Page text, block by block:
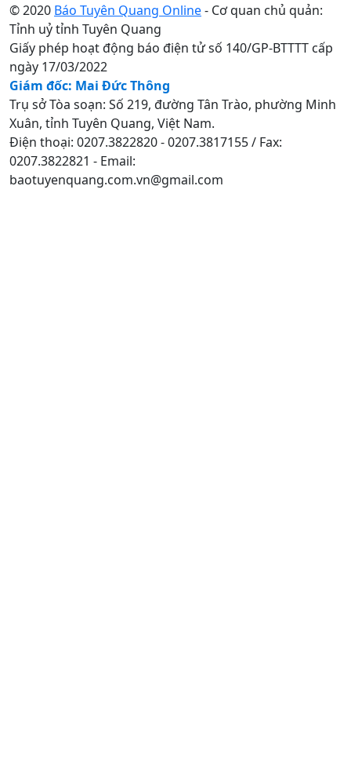
© 2020 Báo Tuyên Quang Online- Cơ quan chủ quản:
Tỉnh uỷ tỉnh Tuyên Quang
Giấy phép hoạt động báo điện tử số 140/GP-BTTTT cấp
ngày 17/03/2022
Giám đốc: Mai Đức Thông
Trụ sở Tòa soạn: Số 219, đường Tân Trào, phường Minh
Xuân, tỉnh Tuyên Quang, Việt Nam.
Điện thoại: 0207.3822820 - 0207.3817155 / Fax:
0207.3822821 - Email:
baotuyenquang.com.vn@gmail.com